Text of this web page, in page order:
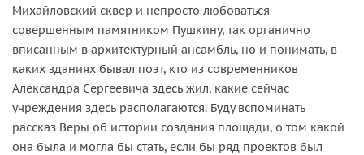
Михайловский сквер и непросто любоваться
совершенным памятником Пушкину, так органично
вписанным в архитектурный ансамбль, но и понимать, в
каких зданиях бывал поэт, кто из современников
Александра Сергеевича здесь жил, какие сейчас
учреждения здесь располагаются. Буду вспоминать
рассказ Веры об истории создания площади, о том какой
она была и могла бы стать, если бы ряд проектов был